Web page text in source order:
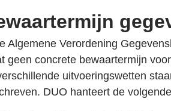
een
tabblad
Algemene Verordening
geen concrete bewaartermijn
uitvoeringswetten
DUO hanteert de